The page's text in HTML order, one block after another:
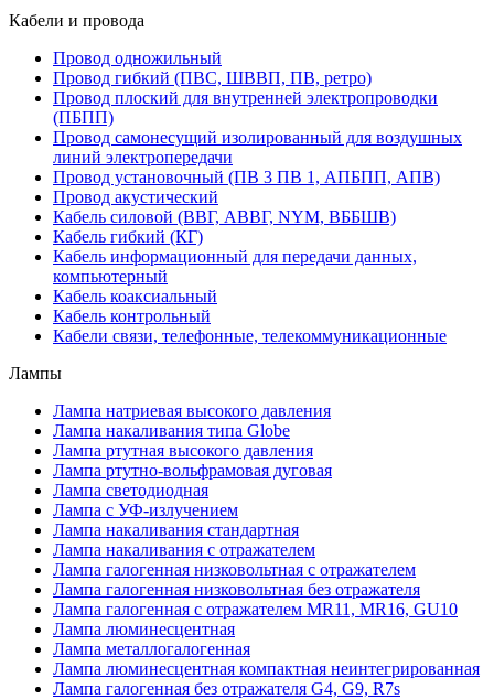
Кабели и провода
Провод одножильный
Провод гибкий (ПВС, ШВВП, ПВ, ретро)
Провод плоский для внутренней электропроводки
(ПБПП)
Провод самонесущий изолированный для воздушных
линий электропередачи
Провод установочный (ПВ 3 ПВ 1, АПБПП, АПВ)
Провод акустический
Кабель силовой (ВВГ, АВВГ, NYM, ВББШВ)
Кабель гибкий (КГ)
Кабель информационный для передачи данных,
компьютерный
Кабель коаксиальный
Кабель контрольный
Кабели связи, телефонные, телекоммуникационные
Лампы
Лампа натриевая высокого давления
Лампа накаливания типа Globe
Лампа ртутная высокого давления
Лампа ртутно-вольфрамовая дуговая
Лампа светодиодная
Лампа с УФ-излучением
Лампа накаливания стандартная
Лампа накаливания с отражателем
Лампа галогенная низковольтная с отражателем
Лампа галогенная низковольтная без отражателя
Лампа галогенная с отражателем MR11, MR16, GU10
Лампа люминесцентная
Лампа металлогалогенная
Лампа люминесцентная компактная неинтегрированная
Лампа галогенная без отражателя G4, G9, R7s